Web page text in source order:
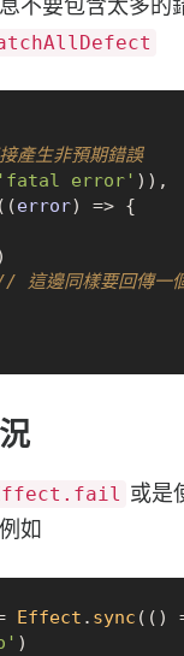
生非預期錯誤
'fatal error' )),
( (error) => {
這邊同樣要回傳一
或是
如
Effect . sync ( ()
)